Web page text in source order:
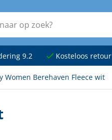
9.2 Kosteloos retour
Women Berehaven Fleece wit